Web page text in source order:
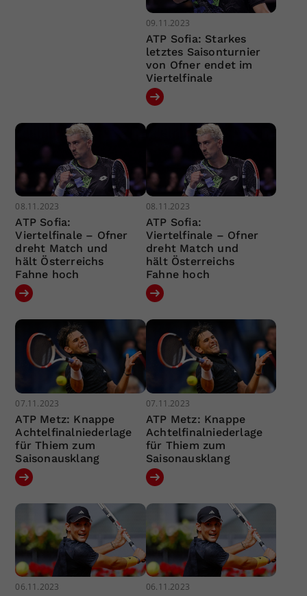
09.11.2023
ATP Sofia: Starkes
letztes Saisonturnier
von Ofner endet im
Viertelfinale
08.11.2023
ATP Sofia:
Viertelfinale – Ofner
dreht Match und
hält Österreichs
Fahne hoch
08.11.2023
ATP Sofia:
Viertelfinale – Ofner
dreht Match und
hält Österreichs
Fahne hoch
07.11.2023
ATP Metz: Knappe
Achtelfinalniederlage
für Thiem zum
Saisonausklang
07.11.2023
ATP Metz: Knappe
Achtelfinalniederlage
für Thiem zum
Saisonausklang
06.11.2023 06.11.2023